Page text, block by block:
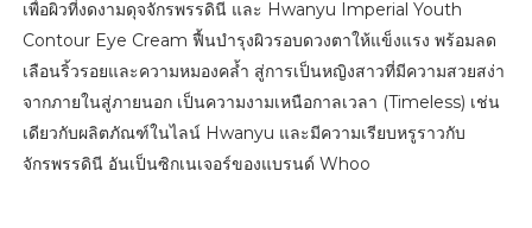
เพื่อผิวที่งดงามดุจจักรพรรดินี และ Hwanyu Imperial Youth
Contour Eye Cream ฟื้นบำรุงผิวรอบดวงตาให้แข็งแรง พร้อมลด
เลือนริ้วรอยและความหมองคล้ำ สู่การเป็นหญิงสาวที่มีความสวยสง่า
จากภายในสู่ภายนอก เป็นความงามเหนือกาลเวลา (Timeless) เช่น
เดียวกับผลิตภัณฑ์ในไลน์ Hwanyu และมีความเรียบหรูราวกับ
จักรพรรดินี อันเป็นซิกเนเจอร์ของแบรนด์ Whoo